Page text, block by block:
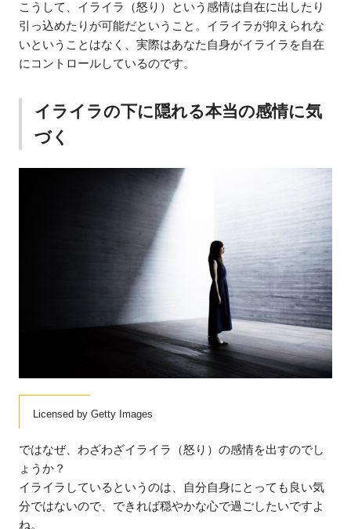
こうして、イライラ（怒り）という感情は自在に出したり
引っ込めたりが可能だということ。イライラが抑えられな
いということはなく、実際はあなた自身がイライラを自在
にコントロールしているのです。
イライラの下に隠れる本当の感情に気
づく
Licensed by Getty Images
ではなぜ、わざわざイライラ（怒り）の感情を出すのでし
ょうか？
イライラしているというのは、自分自身にとっても良い気
分ではないので、できれば穏やかな心で過ごしたいですよ
ね。